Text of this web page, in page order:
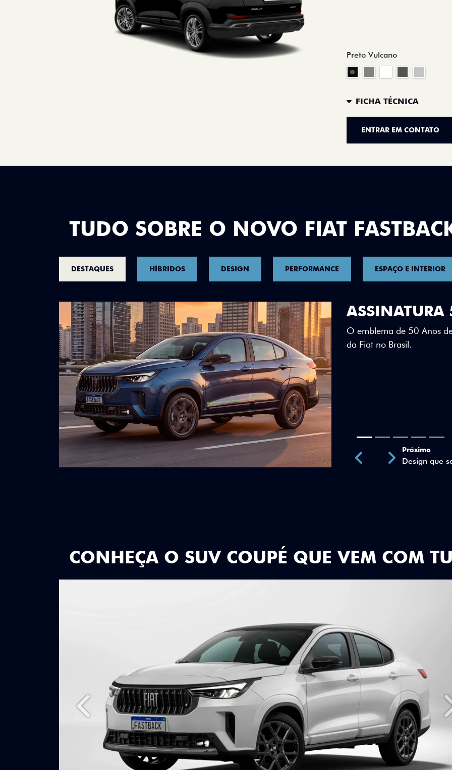
Preto Vulcano
FICHA TÉCNICA
ENTRAR EM CONTATO
TUDO SOBRE O NOVO FIAT
DESTAQUES HÍBRIDOS DESIGN PERFORMANCE ESPAÇO E INTERIOR
DESIGN QUE
Teto bicolor, adesivos
uma identidade visual
Anterior